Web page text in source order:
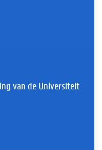
van de Universiteit